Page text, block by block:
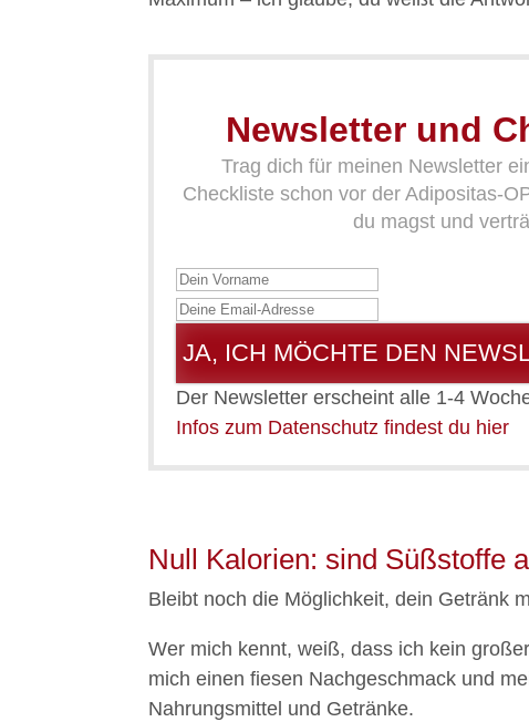
Newsletter und
Trag dich für meinen Newsletter
Checkliste schon vor der Adipositas-
du magst und
JA, ICH MÖCHTE DEN
Der Newsletter erscheint alle 1-4
Infos zum Datenschutz findest du hier
Null Kalorien: sind Süßstoffe
Bleibt noch die Möglichkeit, dein Getränk
Wer mich kennt, weiß, dass ich kein
mich einen fiesen Nachgeschmack und
Nahrungsmittel und Getränke.